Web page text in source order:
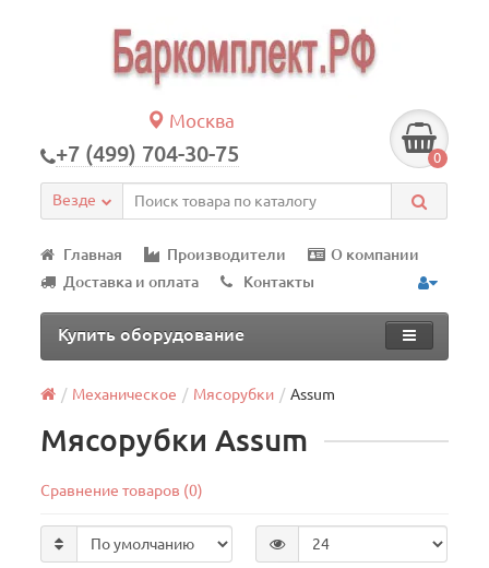
Москва
+7 (499) 704-30-75 0
Везде
Главная Производители
О компании
Доставка и оплата
Контакты
Купить оборудование
Механическое Мясорубки Assum
Мясорубки Assum
Сравнение товаров (0)